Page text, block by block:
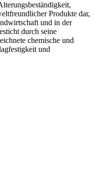
Produkte dar,
und in der
durch seine
chemische und
und